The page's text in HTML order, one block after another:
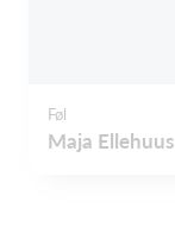
Føl
Maja Ellehuus